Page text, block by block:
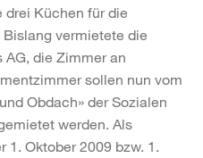
drei Küchen für die
vermietete die
AG, die Zimmer an
sollen nun vom
Obdach» der Sozialen
werden. Als
Oktober 2009 bzw. 1.